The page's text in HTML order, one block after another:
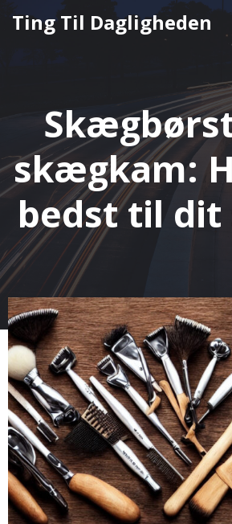
Videre
til
Ting Til Dagligheden
skægkam:
bedst til dit